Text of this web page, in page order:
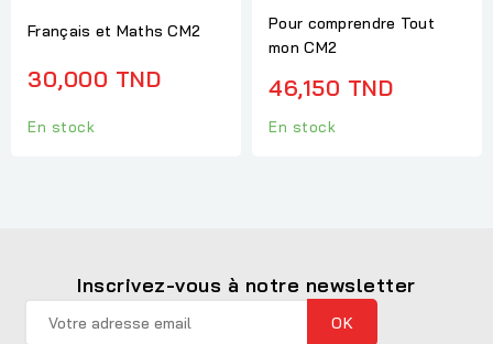
Français et Maths CM2
30,000 TND
En stock
Pour comprendre Tout
mon CM2
46,150 TND
En stock
Inscrivez-vous à notre newsletter